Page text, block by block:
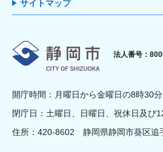
サイトマップ
静岡市
法人番号：
開庁時間：月曜日から金曜日の8時30
閉庁日：土曜日、日曜日、祝休日及び
住所：420-8602 静岡県静岡市葵区追